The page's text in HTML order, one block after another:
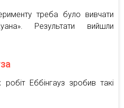
треба було вивчати
Результати вийшли
Еббінгауз зробив такі